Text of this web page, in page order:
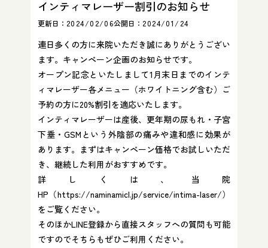
インティマレーザー割引のお知らせ
更新日： 2024/02/06公開日： 2024/01/24
連日多くの方に来院いただき誠にありがとうござい
ます。キャンペーン企画のお知らせです。
オープン記念といたしまして1月末日までのインテ
ィマレーザー各メニュー（ホワイトニング含む）ご
予約の方に20%割引を適応いたします。
インティマレーザーは産後、更年期の尿もれ・子宮
下垂・GSMという外陰部の痛みや違和感に効果が
あります。まずはキャンペーン価格でお試しいただ
き、継続した利用がおすすめです。
詳しくは、当院
HP（https://naminamicl.jp/service/intima-laser/）
をご覧ください。
そのほかLINE登録から直接スタッフへの質問も可能
ですのでそちらもぜひご利用ください。